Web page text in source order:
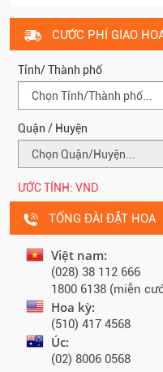
CƯỚC PHÍ GIAO
Tỉnh/ Thành phố
Quận / Huyện
ƯỚC TÍNH: VND
TỔNG ĐÀI ĐẶT HOA
Việt nam:
(028) 38 112 666
1800 6138 (miễn
Hoa kỳ:
(510) 417 4568
Úc:
(02) 8006 0568